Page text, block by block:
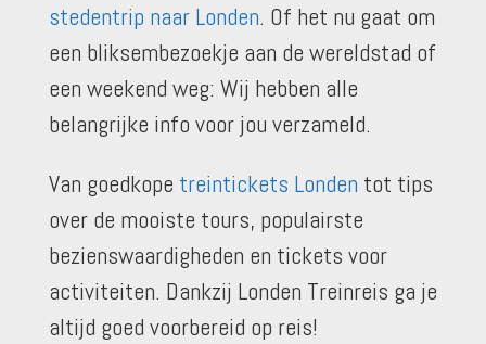
stedentrip naar Londen. Of het nu gaat om
een bliksembezoekje aan de wereldstad of
een weekend weg: Wij hebben alle
belangrijke info voor jou verzameld.
Van goedkope treintickets Londen tot tips
over de mooiste tours, populairste
bezienswaardigheden en tickets voor
activiteiten. Dankzij Londen Treinreis ga je
altijd goed voorbereid op reis!